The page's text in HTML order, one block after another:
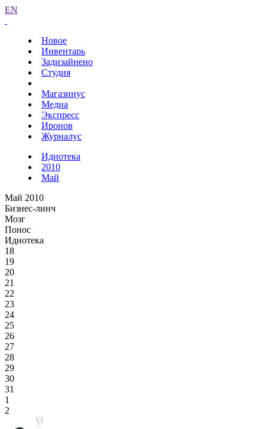
EN
Новое
Инвентарь
Задизайнено
Студия
Магазинус
Медиа
Экспресс
Иронов
Журналус
Идиотека
2010
Май
Май 2010
Бизнес-линч
Мозг
Понос
Идиотека
18
19
20
21
22
23
24
25
26
27
28
29
30
31
1
2